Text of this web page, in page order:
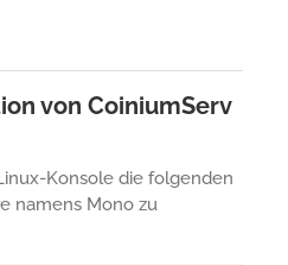
von CoiniumServ
Konsole die folgenden
namens Mono zu